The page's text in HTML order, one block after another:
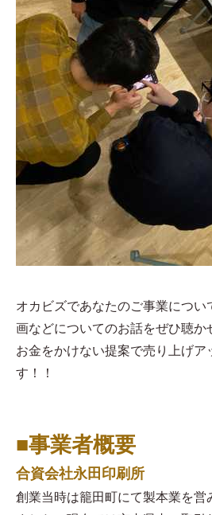
オカビズであなたのご事業につ
画などについてのお話をぜひ聴か
お金をかけない提案で売り上げア
す！！
■事業者概要
合資会社永田印刷所
創業当時は籠田町にて製本業を営